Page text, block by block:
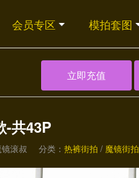
会员专区 模拍套图
立即充值
-共43P
滚叔 分类： 热裤街拍 / 魔镜街拍